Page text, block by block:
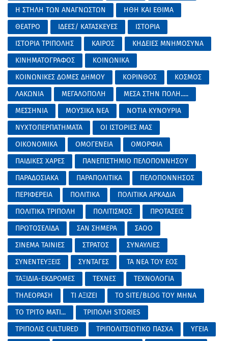
Η ΣΤΗΛΗ ΤΩΝ ΑΝΑΓΝΩΣΤΩΝ
ΗΘΗ ΚΑΙ ΕΘΙΜΑ
ΘΕΑΤΡΟ
ΙΔΕΕΣ/ ΚΑΤΑΣΚΕΥΕΣ
ΙΣΤΟΡΙΑ
ΙΣΤΟΡΙΑ ΤΡΙΠΟΛΗΣ
ΚΑΙΡΟΣ
ΚΗΔΕΙΕΣ ΜΝΗΜΟΣΥΝΑ
ΚΙΝΗΜΑΤΟΓΡΑΦΟΣ
ΚΟΙΝΩΝΙΚΑ
ΚΟΙΝΩΝΙΚΕΣ ΔΟΜΕΣ ΔΗΜΟΥ
ΚΟΡΙΝΘΟΣ
ΚΟΣΜΟΣ
ΛΑΚΩΝΙΑ
ΜΕΓΑΛΟΠΟΛΗ
ΜΕΣΑ ΣΤΗΝ ΠΟΛΗ.....
ΜΕΣΣΗΝΙΑ
ΜΟΥΣΙΚΑ ΝΕΑ
ΝΟΤΙΑ ΚΥΝΟΥΡΙΑ
ΝΥΧΤΟΠΕΡΠΑΤΗΜΑΤΑ
ΟΙ ΙΣΤΟΡΙΕΣ ΜΑΣ
ΟΙΚΟΝΟΜΙΚΑ
ΟΜΟΓΕΝΕΙΑ
ΟΜΟΡΦΙΑ
ΠΑΙΔΙΚΕΣ ΧΑΡΕΣ
ΠΑΝΕΠΙΣΤΗΜΙΟ ΠΕΛΟΠΟΝΝΗΣΟΥ
ΠΑΡΑΔΟΣΙΑΚΑ
ΠΑΡΑΠΟΛΙΤΙΚΑ
ΠΕΛΟΠΟΝΝΗΣΟΣ
ΠΕΡΙΦΕΡΕΙΑ
ΠΟΛΙΤΙΚΑ
ΠΟΛΙΤΙΚΑ ΑΡΚΑΔΙΑ
ΠΟΛΙΤΙΚΑ ΤΡΙΠΟΛΗ
ΠΟΛΙΤΙΣΜΟΣ
ΠΡΟΤΑΣΕΙΣ
ΠΡΩΤΟΣΕΛΙΔΑ
ΣΑΝ ΣΗΜΕΡΑ
ΣΑΟΟ
ΣΙΝΕΜΑ ΤΑΙΝΙΕΣ
ΣΤΡΑΤΟΣ
ΣΥΝΑΥΛΙΕΣ
ΣΥΝΕΝΤΕΥΞΕΙΣ
ΣΥΝΤΑΓΕΣ
ΤΑ ΝΕΑ ΤΟΥ ΕΟΣ
ΤΑΞΙΔΙΑ-ΕΚΔΡΟΜΕΣ
ΤΕΧΝΕΣ
ΤΕΧΝΟΛΟΓΙΑ
ΤΗΛΕΟΡΑΣΗ
ΤΙ ΑΞΙΖΕΙ
ΤΟ SITE/BLOG ΤΟΥ ΜΗΝΑ
ΤΟ ΤΡΙΤΟ ΜΑΤΙ...
ΤΡΙΠΟΛΗ STORIES
ΤΡΙΠΟΛΙΣ CULTURED
ΤΡΙΠΟΛΙΤΣΙΩΤΙΚΟ ΠΑΣΧΑ
ΥΓΕΙΑ